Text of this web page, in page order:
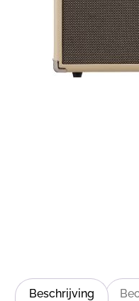
Beschrijving